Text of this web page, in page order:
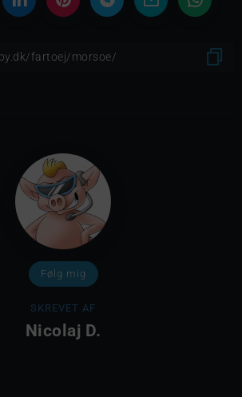
Følg mig
SKREVET AF
Nicolaj D.